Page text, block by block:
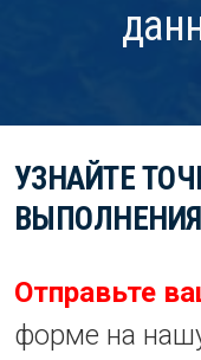
УЗНАЙТЕ
Отправьте
форме на